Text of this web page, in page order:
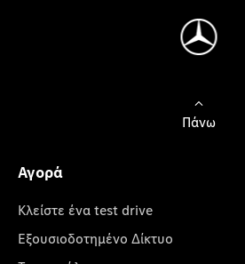
Πάνω
Αγορά
Κλείστε ένα test drive
Εξουσιοδοτημένο Δίκτυο